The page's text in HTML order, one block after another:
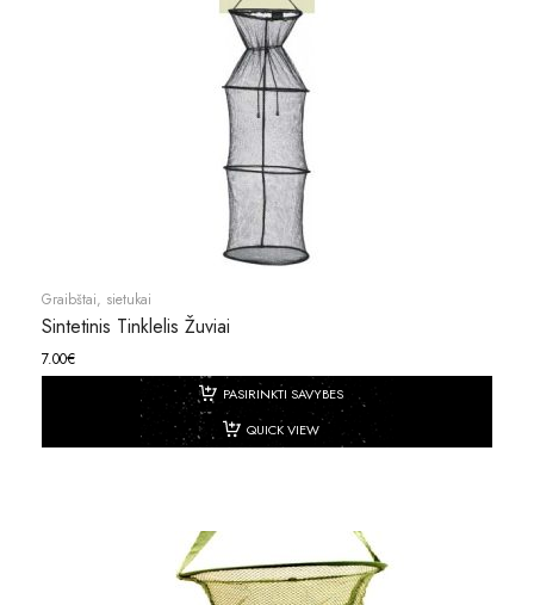
Graibštai, sietukai
Sintetinis Tinklelis Žuviai
7.00€
PASIRINKTI SAVYBES
QUICK VIEW